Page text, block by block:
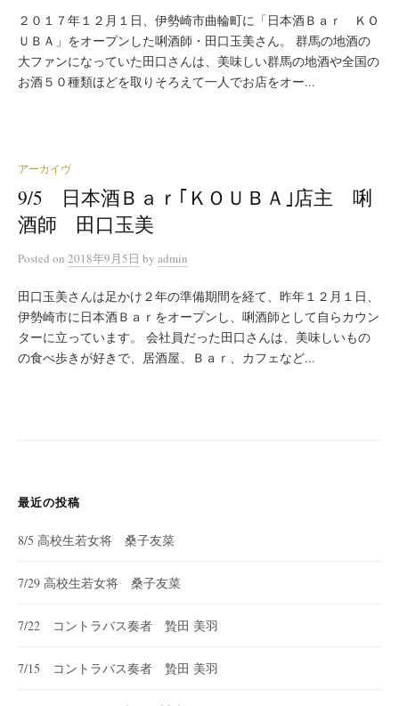
２０１７年１２月１日、伊勢崎市曲輪町に「日本酒Ｂａｒ ＫＯ
ＵＢＡ」をオープンした唎酒師・田口玉美さん。 群馬の地酒の
大ファンになっていた田口さんは、美味しい群馬の地酒や全国の
お酒５０種類ほどを取りそろえて一人でお店をオー...
アーカイヴ
9/5 日本酒Ｂａｒ｢ＫＯＵＢＡ｣店主 唎
酒師 田口玉美
Posted on 2018年9月5日 by admin
田口玉美さんは足かけ２年の準備期間を経て、昨年１２月１日、
伊勢崎市に日本酒Ｂａｒをオープンし、唎酒師として自らカウン
ターに立っています。 会社員だった田口さんは、美味しいもの
の食べ歩きが好きで、居酒屋、Ｂａｒ、カフェなど...
最近の投稿
8/5 高校生若女将 桑子友菜
7/29 高校生若女将 桑子友菜
7/22 コントラバス奏者 贄田 美羽
7/15 コントラバス奏者 贄田 美羽